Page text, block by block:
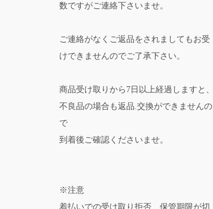
数ですがご連絡下さいませ。
ご連絡がなくご返品をされましてもお受
けできませんのでご了承下さい。
商品受け取りから7日以上経過しますと、
不良品の場合も返品.交換ができませんの
で
到着後ご確認くださいませ。
※注意
着払いでの受け取り拒否、保管期限が切